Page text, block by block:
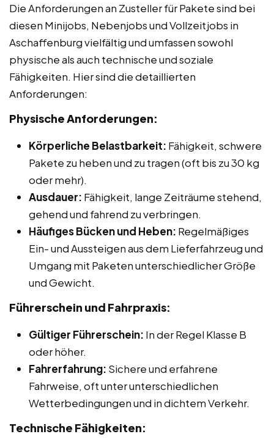
Die Anforderungen an Zusteller für Pakete sind bei
diesen Minijobs, Nebenjobs und Vollzeitjobs in
Aschaffenburg vielfältig und umfassen sowohl
physische als auch technische und soziale
Fähigkeiten. Hier sind die detaillierten
Anforderungen:
Physische Anforderungen:
Körperliche Belastbarkeit: Fähigkeit, schwere
Pakete zu heben und zu tragen (oft bis zu 30 kg
oder mehr).
Ausdauer: Fähigkeit, lange Zeiträume stehend,
gehend und fahrend zu verbringen.
Häufiges Bücken und Heben: Regelmäßiges
Ein- und Aussteigen aus dem Lieferfahrzeug und
Umgang mit Paketen unterschiedlicher Größe
und Gewicht.
Führerschein und Fahrpraxis:
Gültiger Führerschein: In der Regel Klasse B
oder höher.
Fahrerfahrung: Sichere und erfahrene
Fahrweise, oft unter unterschiedlichen
Wetterbedingungen und in dichtem Verkehr.
Technische Fähigkeiten: